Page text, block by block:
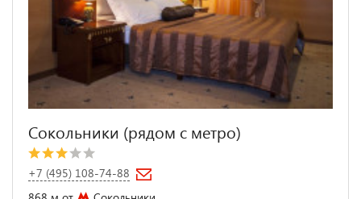
Сокольники (рядом с метро)
+7 (495) 108-74-88